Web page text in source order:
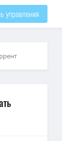
управления